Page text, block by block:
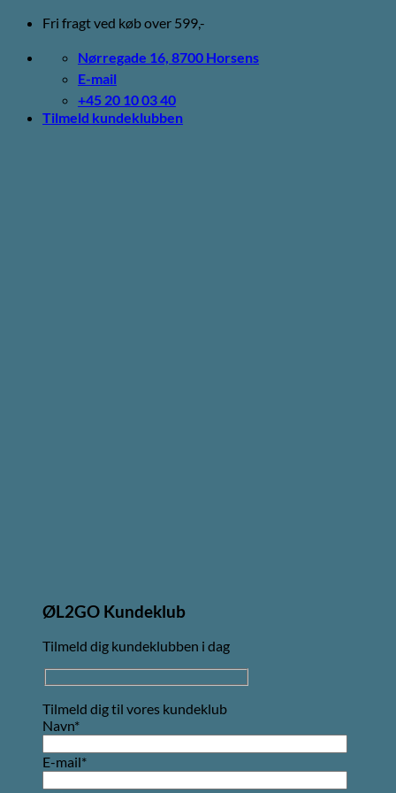
Fortsæt
indhold
Fri fragt ved køb over 599,-
Nørregade 16, 8700 Horsens
E-mail
+45 20 10 03 40
Tilmeld kundeklubben
ØL2GO Kundeklub
Tilmeld dig kundeklubben i dag
Tilmeld dig til vores kundeklub
Navn*
E-mail*